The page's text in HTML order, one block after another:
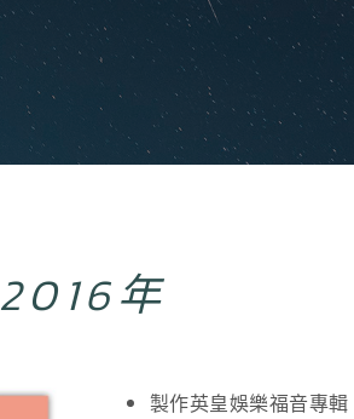
2016年
製作英皇娛樂福音專輯